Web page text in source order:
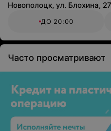
Новополоцк, ул. Блохина, 27
ДО 20:00
Часто просматривают